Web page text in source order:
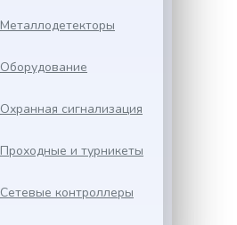
Металлодетекторы
Оборудование
Охранная сигнализация
Проходные и турникеты
Сетевые контроллеры